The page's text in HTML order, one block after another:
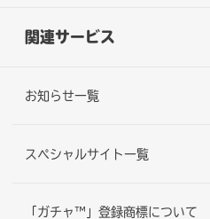
関連サービス
お知らせ一覧
スペシャルサイト一覧
「ガチャ™」登録商標について